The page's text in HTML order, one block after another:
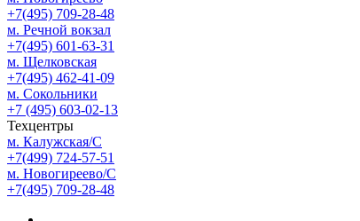
+7(495) 709-28-48
м. Речной вокзал
+7(495) 601-63-31
м. Щелковская
+7(495) 462-41-09
м. Сокольники
+7 (495) 603-02-13
Техцентры
м. Калужская/С
+7(499) 724-57-51
м. Новогиреево/С
+7(495) 709-28-48